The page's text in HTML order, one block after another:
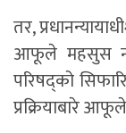
तर,
आफूले महसुस
परिषद्को
प्रक्रियाबारे